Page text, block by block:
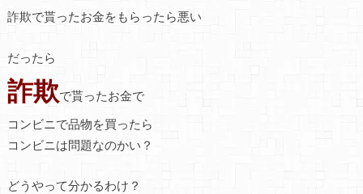
詐欺で貰ったお金をもらったら悪い
だったら
詐欺で貰ったお金で
コンビニで品物を買ったら
コンビニは問題なのかい？
どうやって分かるわけ？